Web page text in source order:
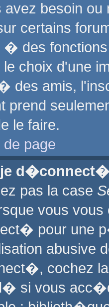
besoin ou
certains
des fonctions
choix d'une
des amis,
prend
le faire.
page
pas la case
vous
pour une
abusive
cochez
si vous